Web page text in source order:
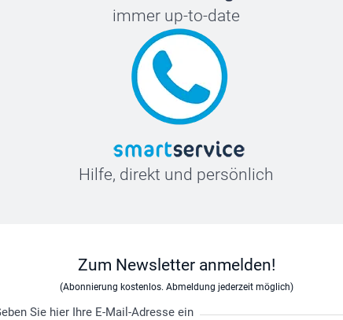
immer up-to-date
Hilfe, direkt und persönlich
Zum Newsletter anmelden!
(Abonnierung kostenlos. Abmeldung jederzeit möglich)
Sie hier Ihre E-Mail-Adresse ein